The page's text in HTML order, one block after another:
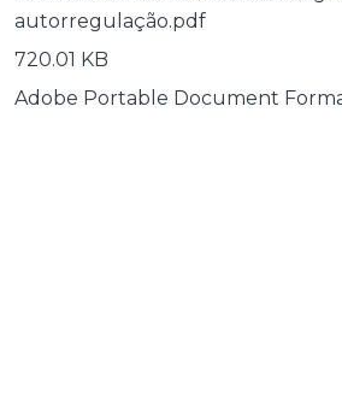
autorregulação.pdf
720.01 KB
Adobe Portable Document